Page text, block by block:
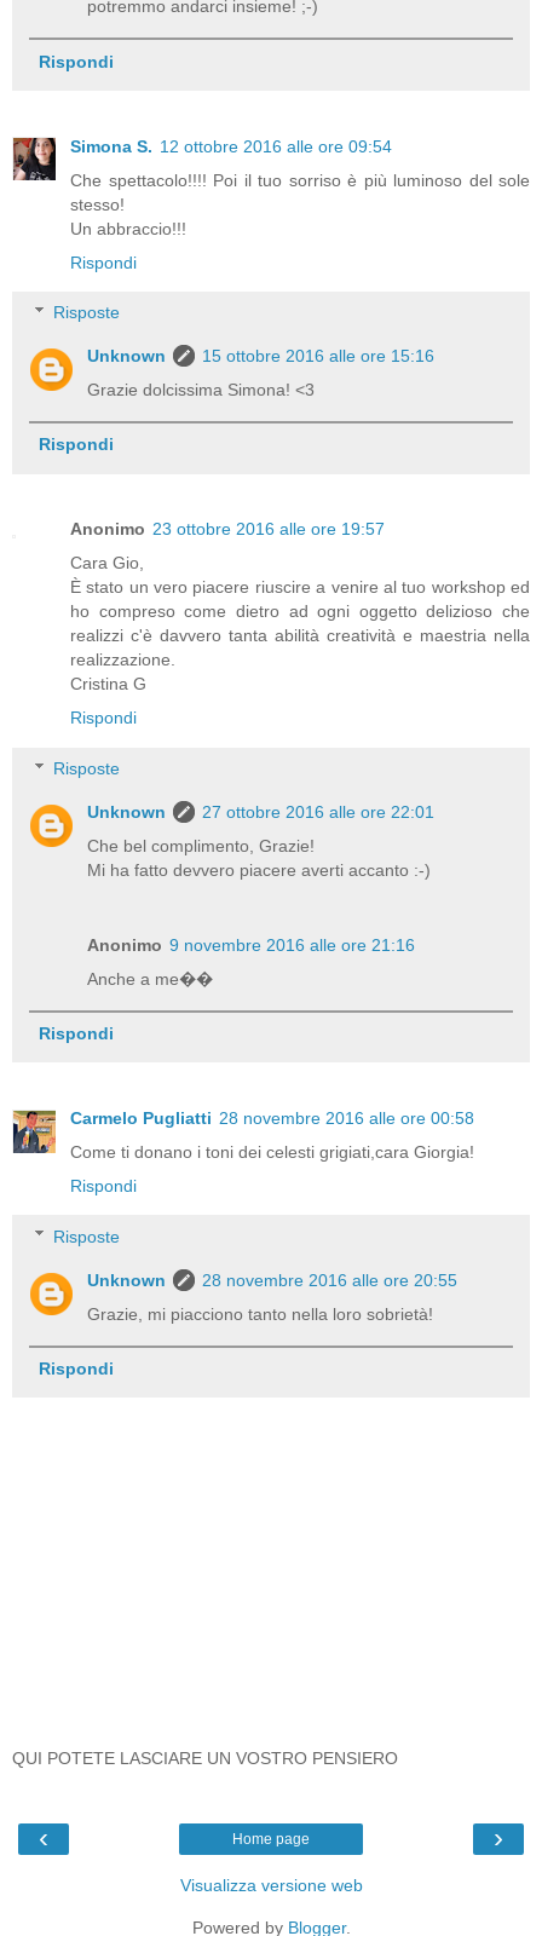
potremmo andarci insieme! ;-)
Rispondi
Simona S. 12 ottobre 2016 alle ore 09:54
Che spettacolo!!!! Poi il tuo sorriso è più luminoso del sole
stesso!
Un abbraccio!!!
Rispondi
Risposte
Unknown
15 ottobre 2016 alle ore 15:16
Grazie dolcissima Simona! <3
Rispondi
Anonimo 23 ottobre 2016 alle ore 19:57
Cara Gio,
È stato un vero piacere riuscire a venire al tuo workshop ed
ho compreso come dietro ad ogni oggetto delizioso che
realizzi c'è davvero tanta abilità creatività e maestria nella
realizzazione.
Cristina G
Rispondi
Risposte
Unknown
27 ottobre 2016 alle ore 22:01
Che bel complimento, Grazie!
Mi ha fatto devvero piacere averti accanto :-)
Anonimo 9 novembre 2016 alle ore 21:16
Anche a me��
Rispondi
Carmelo Pugliatti 28 novembre 2016 alle ore 00:58
Come ti donano i toni dei celesti grigiati,cara Giorgia!
Rispondi
Risposte
Unknown
28 novembre 2016 alle ore 20:55
Grazie, mi piacciono tanto nella loro sobrietà!
Rispondi
QUI POTETE LASCIARE UN VOSTRO PENSIERO
‹ ›
Home page
Visualizza versione web
Powered by Blogger.